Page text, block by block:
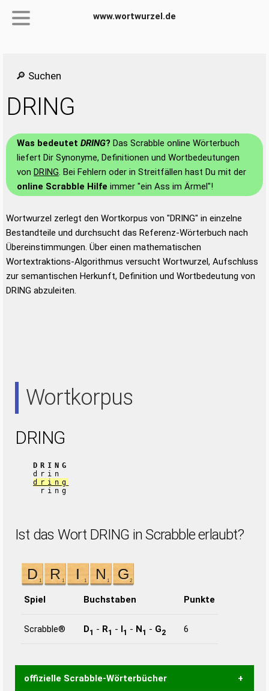
www.wortwurzel.de
🔎 Suchen
DRING
Was bedeutet DRING? Das Scrabble online Wörterbuch
liefert Dir Synonyme, Definitionen und Wortbedeutungen
von DRING. Bei Fehlern oder in Streitfällen hast Du mit der
online Scrabble Hilfe immer "ein Ass im Ärmel"!
Wortwurzel zerlegt den Wortkorpus von "DRING" in einzelne
Bestandteile und durchsucht das Referenz-Wörterbuch nach
Übereinstimmungen. Über einen mathematischen
Wortextraktions-Algorithmus versucht Wortwurzel, Aufschluss
zur semantischen Herkunft, Definition und Wortbedeutung von
DRING abzuleiten.
Wortkorpus
DRING
DRING
drin
dring
ring
Ist das Wort DRING in Scrabble erlaubt?
Spiel Buchstaben Punkte
Scrabble® D1 - R1 - I1 - N1 - G2 6
offizielle Scrabble-Wörterbücher